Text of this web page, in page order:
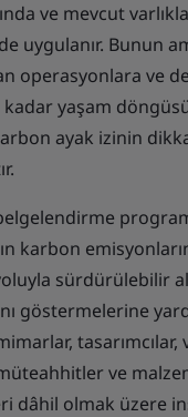
ve mevcut
uygulanır. Bunun
operasyonlara ve
kadar yaşam
ayak izinin
karbon
sürdürülebilir
göstermelerine
tasarımcılar,
ve
dâhil olmak üzere